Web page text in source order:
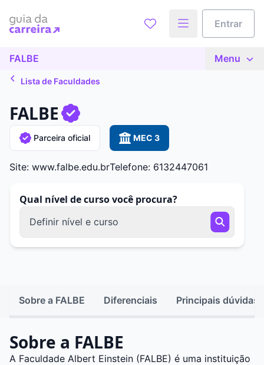
Entrar
FALBE Menu
Lista de Faculdades
FALBE
Parceira oficial MEC 3
Site: www.falbe.edu.brTelefone: 6132447061
Qual nível de curso você procura?
Definir nível e curso
Sobre a FALBE Diferenciais Principais dúvidas
Sobre a FALBE
A Faculdade Albert Einstein (FALBE) é uma instituição